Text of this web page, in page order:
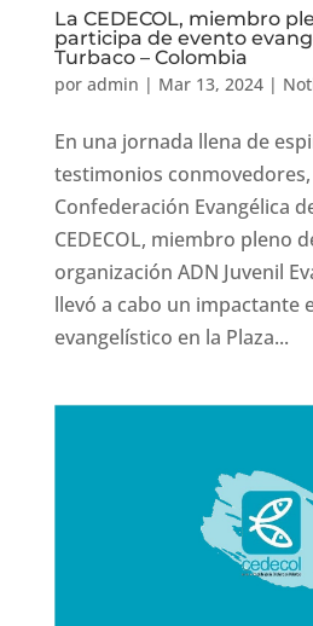
La CEDECOL, miembro
participa de evento
Turbaco – Colombia
por admin | Mar 13, 2024|
En una jornada llena de
testimonios
Confederación Evangélica
CEDECOL, miembro pleno
organización ADN Juvenil
llevó a cabo un impactante
evangelístico en la Plaza...